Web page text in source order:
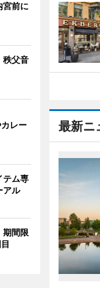
最新ニ
宮前に
父音
レー
テム専
アル
期間限